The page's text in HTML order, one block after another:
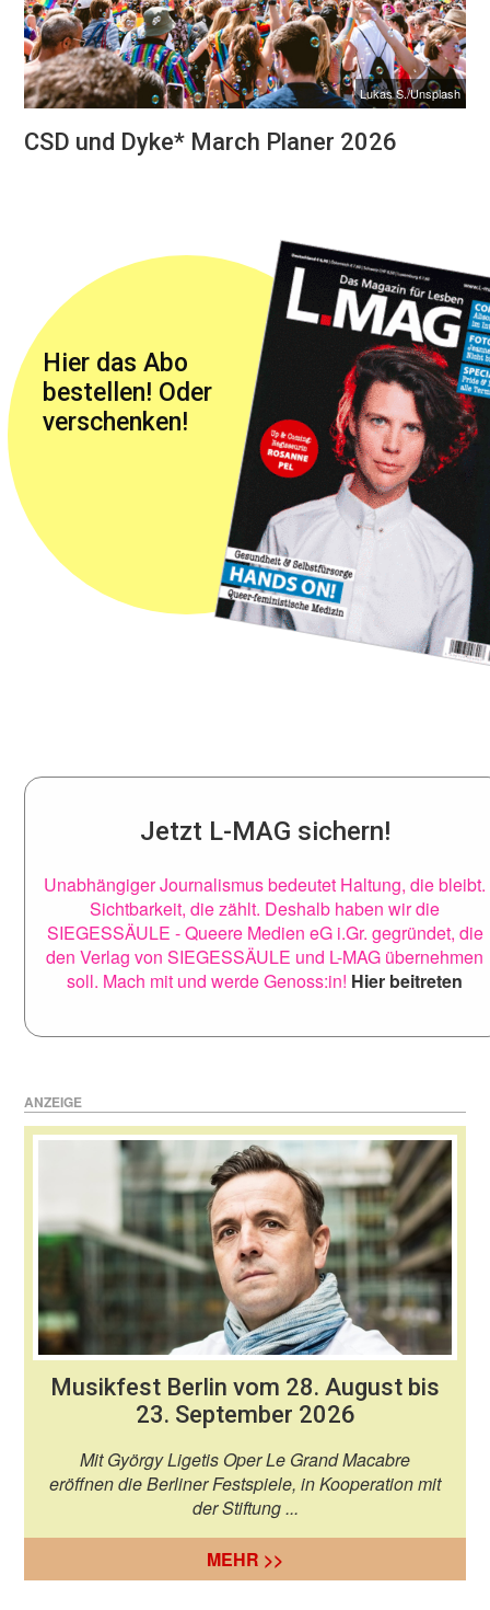
Lukas S./Unsplash
CSD und Dyke* March Planer 2026
Hier das Abo
bestellen! Oder
verschenken!
Jetzt L-MAG sichern!
Unabhängiger Journalismus bedeutet Haltung, die bleibt.
Sichtbarkeit, die zählt. Deshalb haben wir die
SIEGESSÄULE - Queere Medien eG i.Gr. gegründet, die
den Verlag von SIEGESSÄULE und L-MAG übernehmen
soll. Mach mit und werde Genoss:in! Hier beitreten
ANZEIGE
Musikfest Berlin vom 28. August bis
23. September 2026
Mit György Ligetis Oper Le Grand Macabre
eröffnen die Berliner Festspiele, in Kooperation mit
der Stiftung ...
MEHR >>